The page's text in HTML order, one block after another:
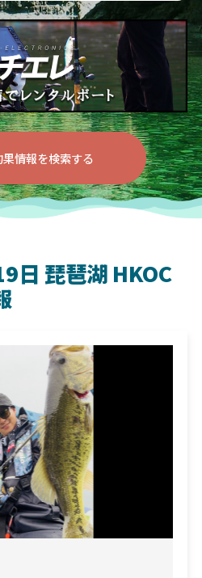
果情報を検索する
日 琵琶湖 HKOC